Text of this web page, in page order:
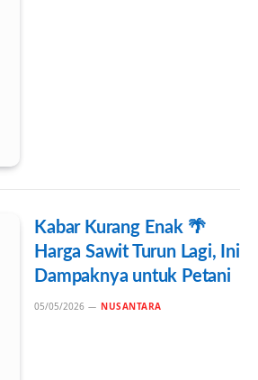
Kabar Kurang Enak 🌴
Harga Sawit Turun Lagi, Ini
Dampaknya untuk Petani
05/05/2026 NUSANTARA